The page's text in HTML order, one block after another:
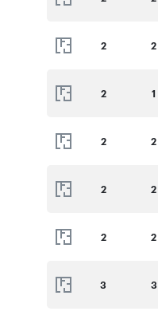
2 2
2 1
2 2
2 2
2 2
3 3